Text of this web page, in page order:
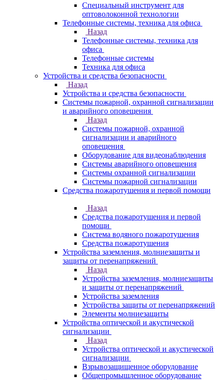
Специальный инструмент для
оптоволоконной технологии
Телефонные системы, техника для офиса
Назад
Телефонные системы, техника для
офиса
Телефонные системы
Техника для офиса
Устройства и средства безопасности
Назад
Устройства и средства безопасности
Системы пожарной, охранной сигнализации
и аварийного оповещения
Назад
Системы пожарной, охранной
сигнализации и аварийного
оповещения
Оборудование для видеонаблюдения
Системы аварийного оповещения
Системы охранной сигнализации
Системы пожарной сигнализации
Средства пожаротушения и первой помощи
Назад
Средства пожаротушения и первой
помощи
Система водяного пожаротушения
Средства пожаротушения
Устройства заземления, молниезащиты и
защиты от перенапряжений
Назад
Устройства заземления, молниезащиты
и защиты от перенапряжений
Устройства заземления
Устройства защиты от перенапряжений
Элементы молниезащиты
Устройства оптической и акустической
сигнализации
Назад
Устройства оптической и акустической
сигнализации
Взрывозащищенное оборудование
Общепромышленное оборудование